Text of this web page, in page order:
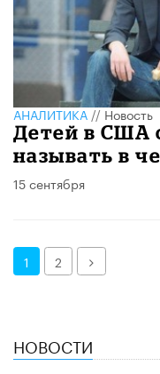
АНАЛИТИКА//Новость
Детей в США
называть в
15 сентября
1 2 Далее
НОВОСТИ